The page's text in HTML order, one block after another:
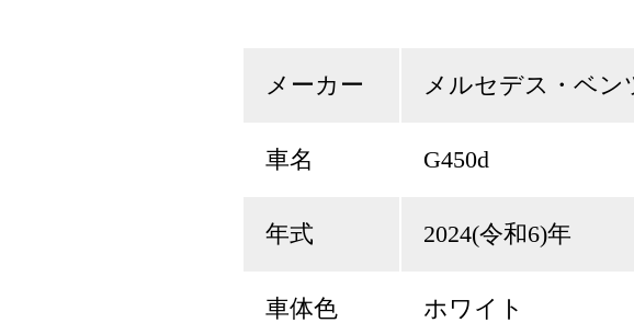
メーカー メルセデス・ベン
車名 G450d
年式 2024(令和6)年
車体色 ホワイト